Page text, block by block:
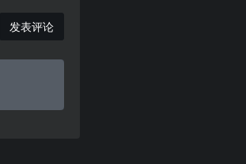
发表评论